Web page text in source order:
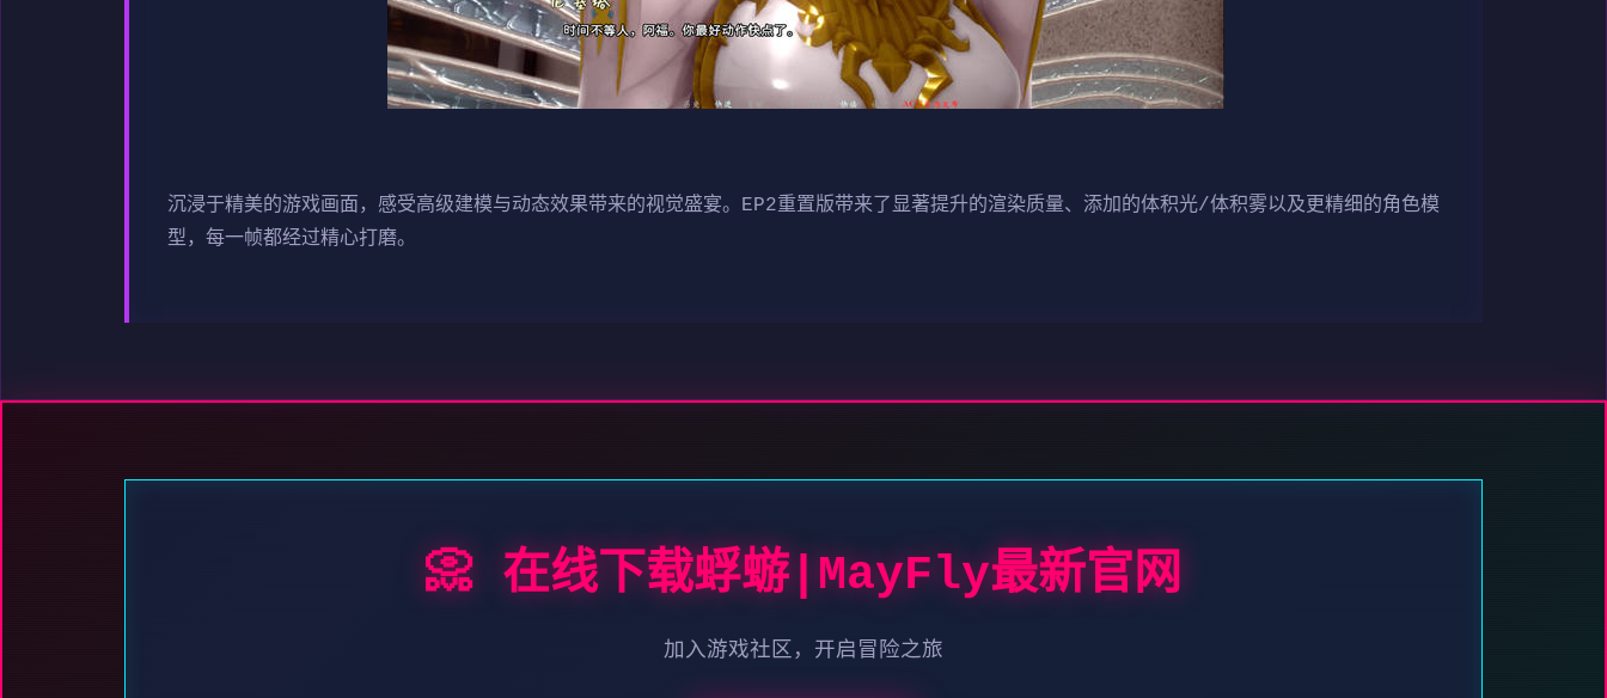
沉浸于精美的游戏画面，感受高级建模与动态效果带来的视觉盛宴。EP2重置版带来了显著提升的渲染质量、添加的体积光/体积雾以及更精细的角色模
型，每一帧都经过精心打磨。
📀 在线下载蜉蝣|MayFly最新官网
加入游戏社区，开启冒险之旅